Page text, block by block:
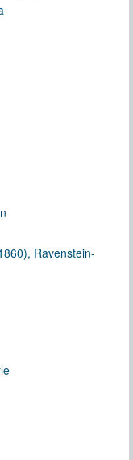
Ravenstein-